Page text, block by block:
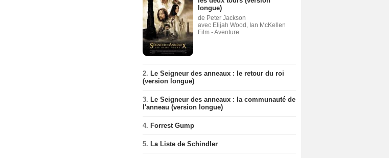
longue)
de Peter Jackson
avec Elijah Wood, Ian McKellen
Film - Aventure
2. Le Seigneur des anneaux : le retour du roi
(version longue)
3. Le Seigneur des anneaux : la communauté de
l'anneau (version longue)
4. Forrest Gump
5. La Liste de Schindler